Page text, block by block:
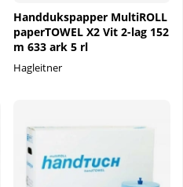
Handdukspapper MultiROLL
paperTOWEL X2 Vit 2-lag 152
m 633 ark 5 rl
Hagleitner